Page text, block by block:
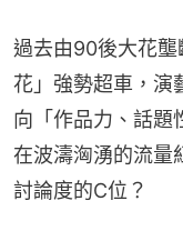
過去由90後大花
花」強勢超車，演
向「作品力、話題
在波濤洶湧的流量
討論度的C位？